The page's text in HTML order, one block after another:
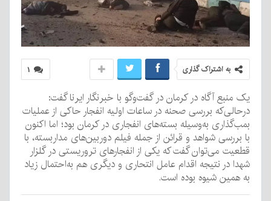
۱ به اشتراک گذاری
یک منبع آگاه در کرمان در گفت‌وگو با خبرنگار ایرنا گفت:
درحالی‌که بررسی صحنه در ساعات اولیه انفجار حاکی از عملیات
بمب‌گذاری به‌وسیله بسته‌های انفجاری در کرمان بود؛ اما اکنون
با بررسی شواهد و قرائن از جمله فیلم دوربین‌های مداربسته، با
قطعیت می‌توان گفت که یکی از انفجارهای تروریستی در گلزار
شهدا در نتیجه اقدام عامل انتحاری و دیگری هم به‌احتمال زیاد
به همین شیوه بوده است.